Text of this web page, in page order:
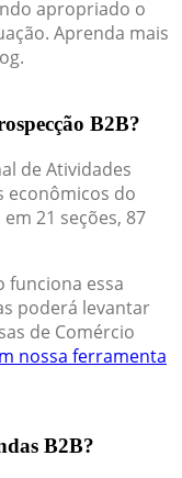
apropriado o
Aprenda mais
B2B?
de Atividades
econômicos do
21 seções, 87
funciona essa
poderá levantar
de Comércio
nossa ferramenta
B2B?